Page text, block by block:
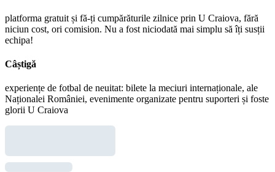
platforma gratuit și fă-ți cumpărăturile zilnice prin U Craiova, fără
niciun cost, ori comision. Nu a fost niciodată mai simplu să îți susții
echipa!
Câștigă
experiențe de fotbal de neuitat: bilete la meciuri internaționale, ale
Naționalei României, evenimente organizate pentru suporteri și foste
glorii U Craiova